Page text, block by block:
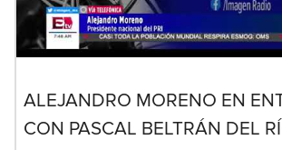
ALEJANDRO MORENO EN
CON PASCAL BELTRÁN DEL